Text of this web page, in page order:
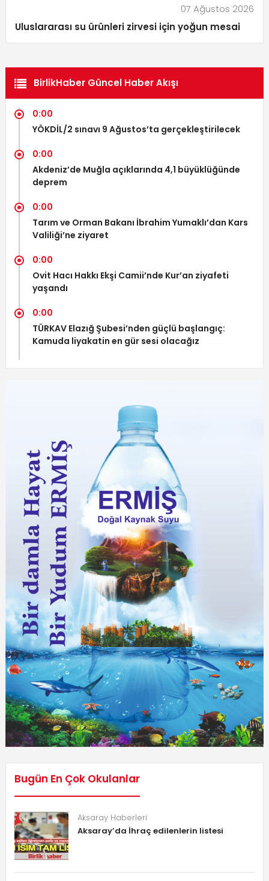
07 Ağustos 2026
Uluslararası su ürünleri zirvesi için yoğun mesai
BirlikHaber Güncel Haber Akışı
0:00
YÖKDİL/2 sınavı 9 Ağustos’ta gerçekleştirilecek
0:00
Akdeniz’de Muğla açıklarında 4,1 büyüklüğünde
deprem
0:00
Tarım ve Orman Bakanı İbrahim Yumaklı’dan Kars
Valiliği’ne ziyaret
0:00
Ovit Hacı Hakkı Ekşi Camii’nde Kur’an ziyafeti
yaşandı
0:00
TÜRKAV Elazığ Şubesi’nden güçlü başlangıç:
Kamuda liyakatin en gür sesi olacağız
Bugün En Çok Okulanlar
Aksaray Haberleri
Aksaray’da İhraç edilenlerin listesi